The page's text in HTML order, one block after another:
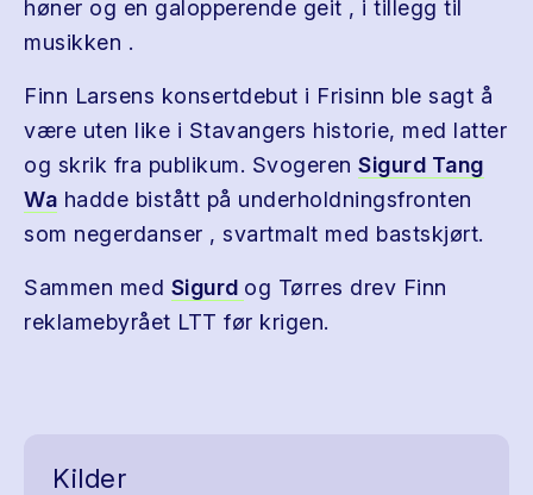
høner og en galopperende geit , i tillegg til
musikken .
Finn Larsens konsertdebut i Frisinn ble sagt å
være uten like i Stavangers historie, med latter
og skrik fra publikum. Svogeren Sigurd Tang
Wa hadde bistått på underholdningsfronten
som negerdanser , svartmalt med bastskjørt.
Sammen med Sigurd og Tørres drev Finn
reklamebyrået LTT før krigen.
Kilder